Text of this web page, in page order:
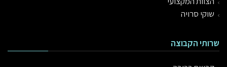
שוקי סרויה
שרותי הקבוצה